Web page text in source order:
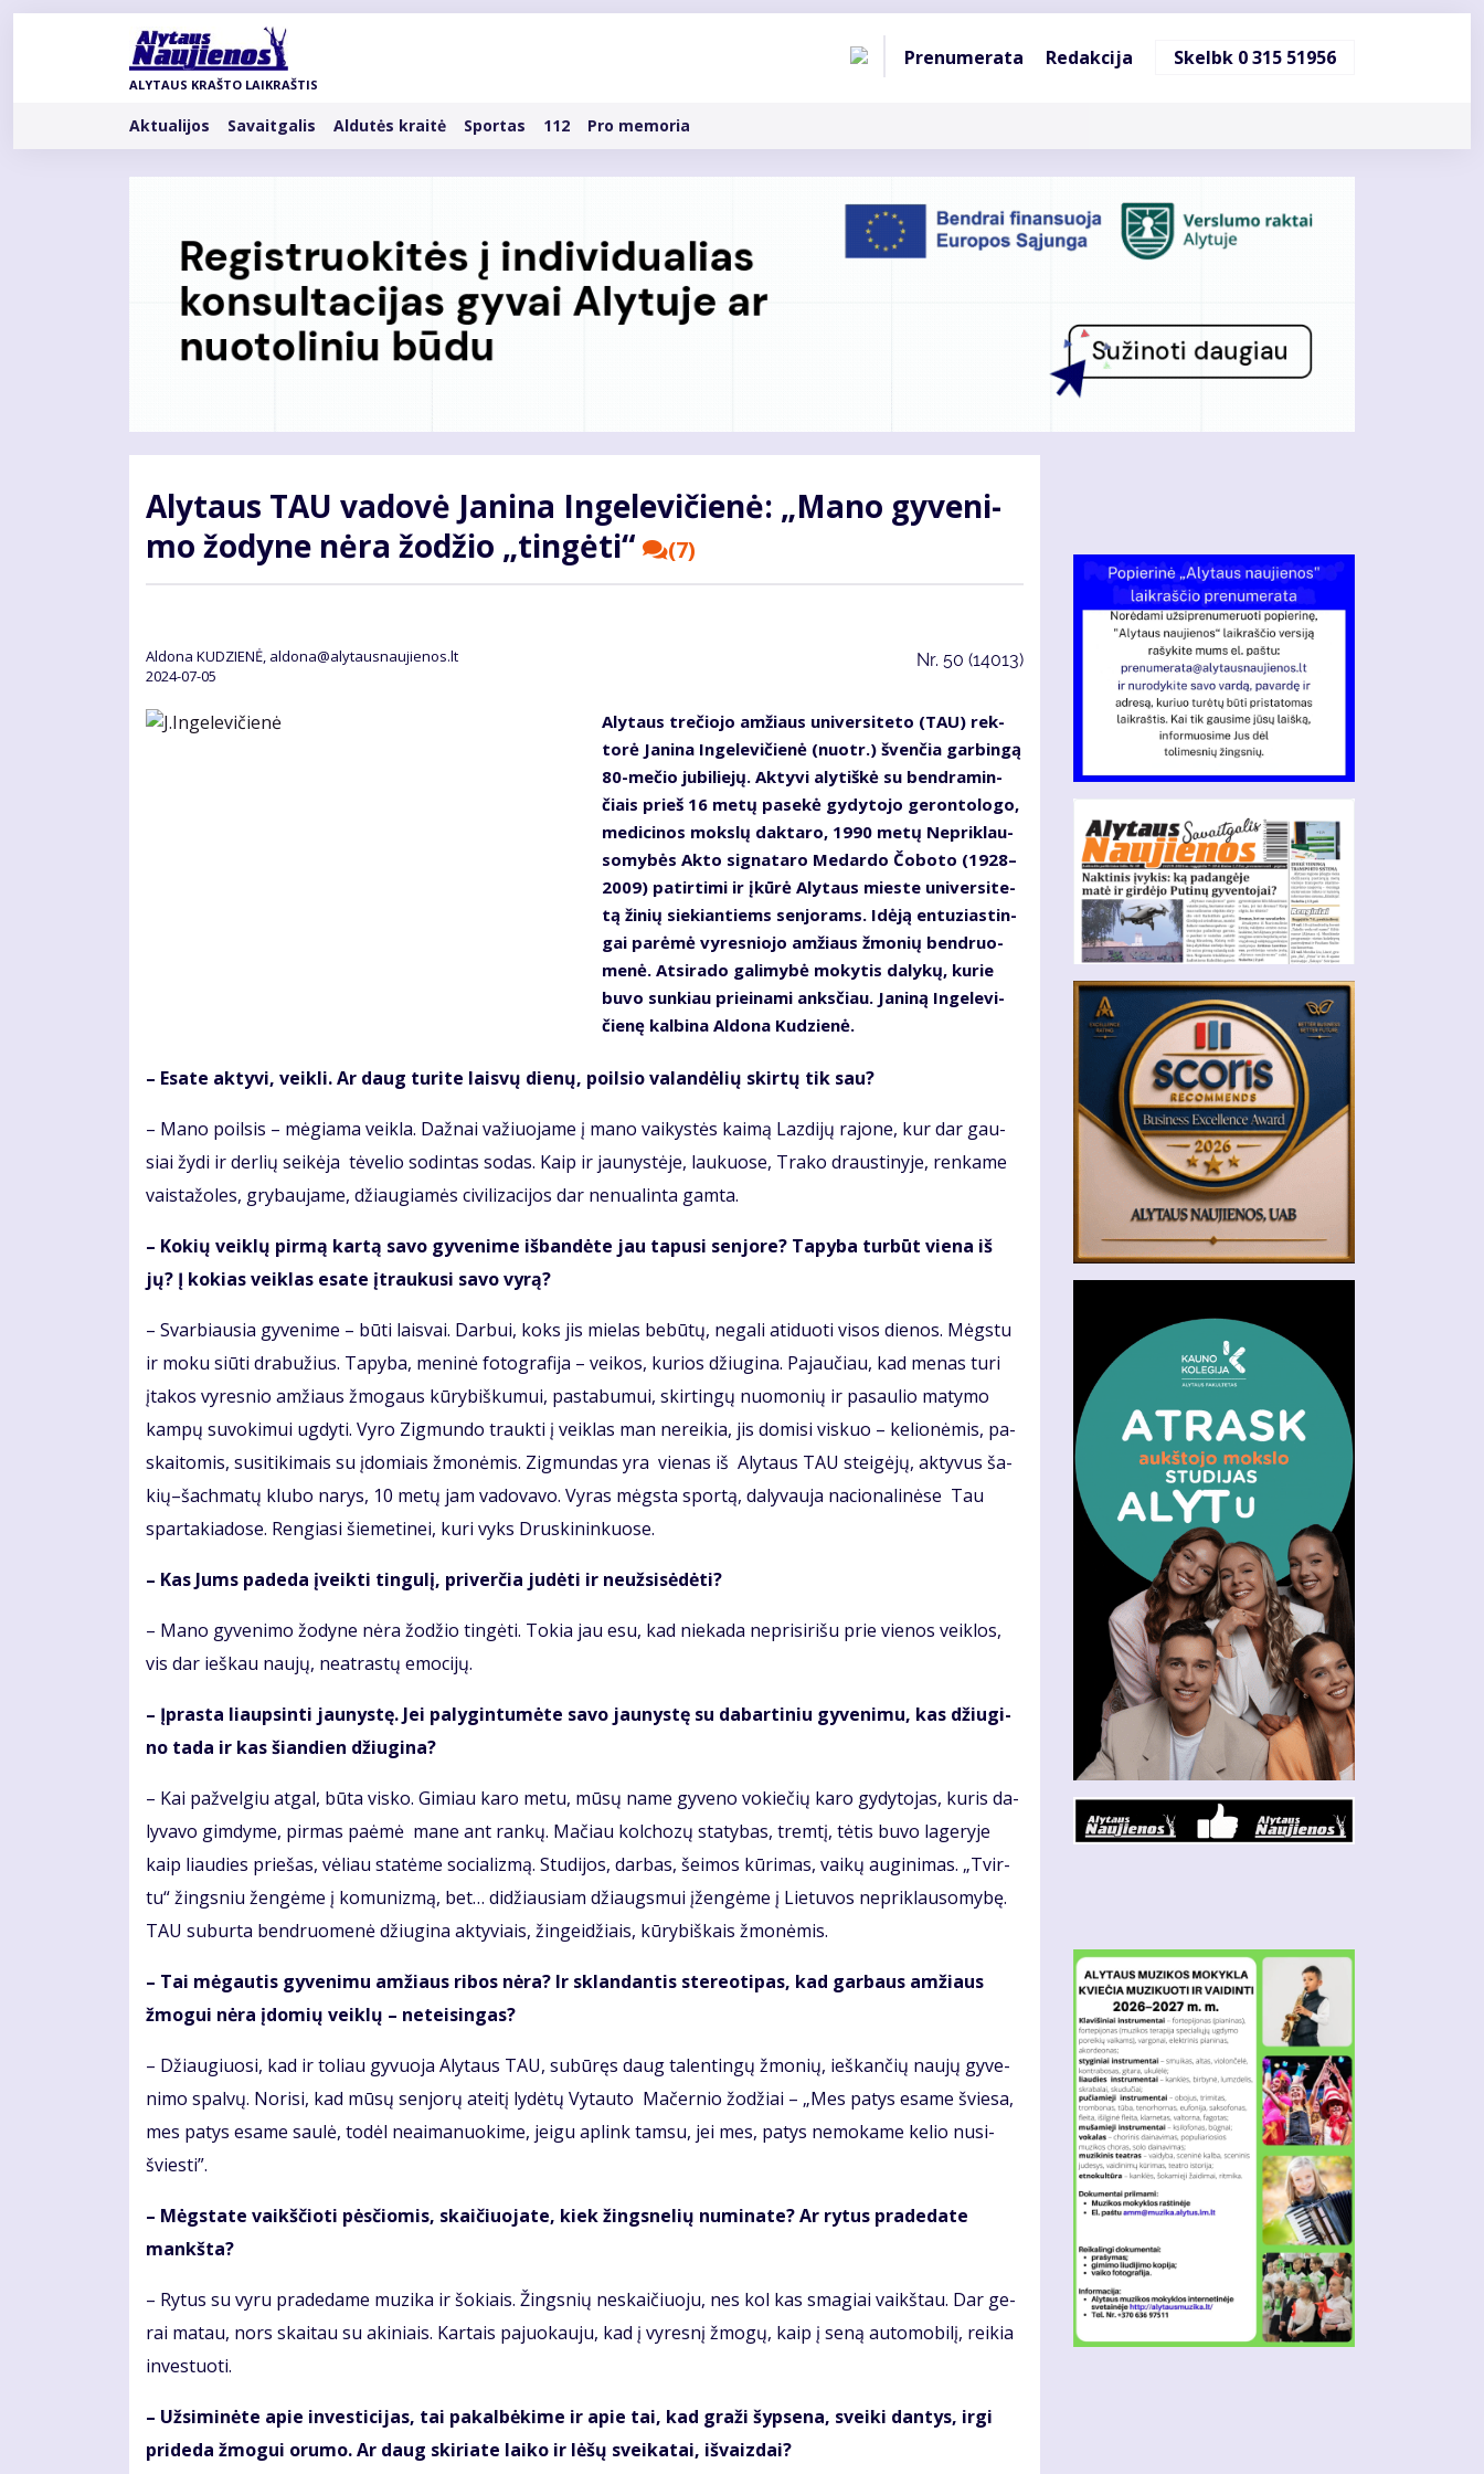
Pereiti
ALYTAUS KRAŠTO LAIKRAŠTIS
Pagrindinė
Prenumerata Redakcija Skelbk 0 315 51956
Rubrikos
Aktualijos Savaitgalis Aldutės kraitė Sportas 112 Pro memoria
Aly­taus TAU va­do­vė Ja­ni­na In­ge­le­vi­čie­nė: „Ma­no gy­ve­ni­
mo žo­dy­ne nė­ra žo­džio „tin­gė­ti“
(7)
Aldona KUDZIENĖ, aldona@alytausnaujienos.lt
2024-07-05
Nr. 50 (14013)
Aly­taus tre­čio­jo am­žiaus uni­ver­si­te­to (TAU) rek­
to­rė Ja­ni­na In­ge­le­vi­čie­nė (nuotr.) šven­čia gar­bin­gą
80-me­čio ju­bi­lie­jų. Ak­ty­vi aly­tiš­kė su ben­dra­min­
čiais prieš 16 me­tų pa­se­kė gy­dy­to­jo ge­ron­to­lo­go,
me­di­ci­nos moks­lų dak­ta­ro, 1990 me­tų Ne­pri­klau­
so­my­bės Ak­to sig­na­ta­ro Me­dar­do Čo­bo­to (1928–
2009) pa­tir­ti­mi ir įkū­rė Aly­taus mies­te uni­ver­si­te­
tą ži­nių sie­kian­tiems sen­jo­rams. Idė­ją en­tu­zias­tin­
gai pa­rė­mė vy­res­nio­jo am­žiaus žmo­nių ben­druo­
me­nė. At­si­ra­do ga­li­my­bė mo­ky­tis da­ly­kų, ku­rie
bu­vo sun­kiau pri­ei­na­mi anks­čiau. Ja­ni­ną In­ge­le­vi­
čie­nę kal­bi­na Al­do­na Ku­dzie­nė.
– Esa­te ak­ty­vi, veik­li. Ar daug tu­ri­te lais­vų die­nų, po­il­sio va­lan­dė­lių skir­tų tik sau?
– Ma­no po­il­sis – mė­gia­ma veik­la. Daž­nai va­žiuo­ja­me į ma­no vai­kys­tės kai­mą Laz­di­jų ra­jo­ne, kur dar gau­
siai žy­di ir der­lių sei­kė­ja tė­ve­lio so­din­tas so­das. Kaip ir jau­nys­tė­je, lau­kuo­se, Tra­ko draus­ti­ny­je, ren­ka­me
vais­ta­žo­les, gry­bau­ja­me, džiau­gia­mės ci­vi­li­za­ci­jos dar ne­nu­a­lin­ta gam­ta.
– Ko­kių veik­lų pir­mą kar­tą sa­vo gy­ve­ni­me iš­ban­dė­te jau ta­pu­si sen­jo­re? Ta­py­ba tur­būt vie­na iš
jų? Į ko­kias veik­las esa­te įtrau­ku­si sa­vo vy­rą?
– Svar­biau­sia gy­ve­ni­me – bū­ti lais­vai. Dar­bui, koks jis mie­las be­bū­tų, ne­ga­li ati­duo­ti vi­sos die­nos. Mėgs­tu
ir mo­ku siū­ti dra­bu­žius. Ta­py­ba, me­ni­nė fo­to­gra­fi­ja – vei­kos, ku­rios džiu­gi­na. Pa­jau­čiau, kad me­nas tu­ri
įta­kos vy­res­nio am­žiaus žmo­gaus kū­ry­biš­ku­mui, pa­sta­bu­mui, skir­tin­gų nuo­mo­nių ir pa­sau­lio ma­ty­mo
kam­pų su­vo­ki­mui ug­dy­ti. Vy­ro Zig­mun­do trauk­ti į veik­las man ne­rei­kia, jis do­mi­si vis­kuo – ke­lio­nė­mis, pa­
skai­to­mis, su­si­ti­ki­mais su įdo­miais žmo­nė­mis. Zig­mun­das yra vie­nas iš Aly­taus TAU stei­gė­jų, ak­ty­vus ša­
kių–šach­ma­tų klu­bo na­rys, 10 me­tų jam va­do­va­vo. Vy­ras mėgs­ta spor­tą, da­ly­vau­ja na­cio­na­li­nė­se Tau
spar­ta­kia­do­se. Ren­gia­si šie­me­ti­nei, ku­ri vyks Drus­ki­nin­kuo­se.
– Kas Jums pa­de­da įveik­ti tin­gu­lį, pri­ver­čia ju­dė­ti ir ne­už­si­sė­dė­ti?
– Ma­no gy­ve­ni­mo žo­dy­ne nė­ra žo­džio tin­gė­ti. To­kia jau esu, kad nie­ka­da ne­pri­si­ri­šu prie vie­nos veik­los,
vis dar ieš­kau nau­jų, ne­at­ras­tų emo­ci­jų.
– Įpras­ta liaup­sin­ti jau­nys­tę. Jei pa­ly­gin­tu­mė­te sa­vo jau­nys­tę su da­bar­ti­niu gy­ve­ni­mu, kas džiu­gi­
no ta­da ir kas šian­dien džiu­gi­na?
– Kai pa­žvel­giu at­gal, bū­ta vis­ko. Gi­miau ka­ro me­tu, mū­sų na­me gy­ve­no vo­kie­čių ka­ro gy­dy­to­jas, ku­ris da­
ly­va­vo gim­dy­me, pir­mas pa­ė­mė ma­ne ant ran­kų. Ma­čiau kol­cho­zų sta­ty­bas, trem­tį, tė­tis bu­vo la­ge­ry­je
kaip liau­dies prie­šas, vė­liau sta­tė­me so­cia­liz­mą. Stu­di­jos, dar­bas, šei­mos kū­ri­mas, vai­kų au­gi­ni­mas. „Tvir­
tu“ žings­niu žen­gė­me į ko­mu­niz­mą, bet… di­džiau­siam džiaugs­mui įžen­gė­me į Lie­tu­vos ne­pri­klau­so­my­bę.
TAU su­bur­ta ben­druo­me­nė džiu­gi­na ak­ty­viais, žin­gei­džiais, kū­ry­biš­kais žmo­nė­mis.
– Tai mė­gau­tis gy­ve­ni­mu am­žiaus ri­bos nė­ra? Ir sklan­dan­tis ste­re­o­ti­pas, kad gar­baus am­žiaus
žmo­gui nė­ra įdo­mių veik­lų – ne­tei­sin­gas?
– Džiau­giuo­si, kad ir to­liau gy­vuo­ja Aly­taus TAU, su­bū­ręs daug ta­len­tin­gų žmo­nių, ieš­kan­čių nau­jų gy­ve­
ni­mo spal­vų. No­ri­si, kad mū­sų sen­jo­rų at­ei­tį ly­dė­tų Vy­tau­to Ma­čer­nio žo­džiai – „Mes pa­tys esa­me švie­sa,
mes pa­tys esa­me sau­lė, to­dėl ne­ai­ma­nuo­ki­me, jei­gu ap­link tam­su, jei mes, pa­tys ne­mo­ka­me ke­lio nu­si­
švies­ti”.
– Mėgs­ta­te vaikš­čio­ti pės­čio­mis, skai­čiuo­ja­te, kiek žings­ne­lių nu­mi­na­te? Ar ry­tus pra­de­da­te
mankš­ta?
– Ry­tus su vy­ru pra­de­da­me mu­zi­ka ir šo­kiais. Žings­nių ne­skai­čiuo­ju, nes kol kas sma­giai vaikš­tau. Dar ge­
rai ma­tau, nors skai­tau su aki­niais. Kar­tais pa­juo­kau­ju, kad į vy­res­nį žmo­gų, kaip į se­ną automobilį, rei­kia
in­ves­tuo­ti.
– Už­si­mi­nė­te apie in­ves­ti­ci­jas, tai pa­kal­bė­ki­me ir apie tai, kad gra­ži šyp­se­na, svei­ki dan­tys, ir­gi
pri­de­da žmo­gui oru­mo. Ar daug ski­ria­te lai­ko ir lė­šų svei­ka­tai, iš­vaiz­dai?